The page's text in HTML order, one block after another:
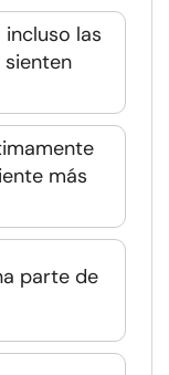
las
más
parte de